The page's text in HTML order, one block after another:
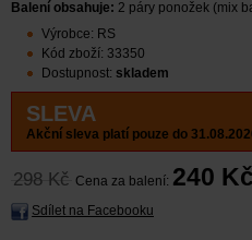
Balení obsahuje: 2 páry ponožek (mix
Výrobce: RS
Kód zboží: 33350
Dostupnost: skladem
SLEVA
Akční sleva platí pouze do
298 Kč Cena za balení: 240 Kč
Sdílet na Facebooku